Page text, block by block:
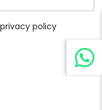
policy